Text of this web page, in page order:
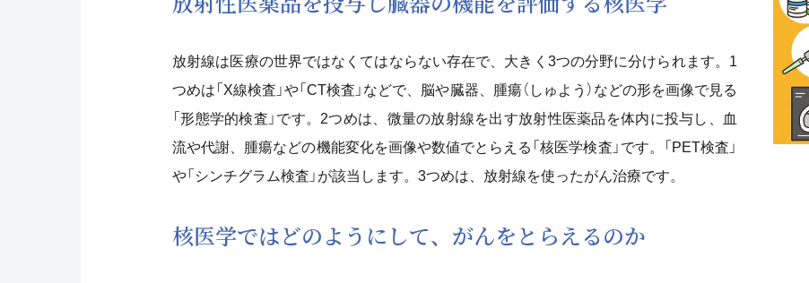
放射線は医療の世界ではなくてはならない存在で、大きく3つの分野に分けられます。1
つめは「X線検査」や「CT検査」などで、脳や臓器、腫瘍（しゅよう）などの形を画像で見る
「形態学的検査」です。2つめは、微量の放射線を出す放射性医薬品を体内に投与し、血
流や代謝、腫瘍などの機能変化を画像や数値でとらえる「核医学検査」です。「PET検査」
や「シンチグラム検査」が該当します。3つめは、放射線を使ったがん治療です。
核医学ではどのようにして、がんをとらえるのか